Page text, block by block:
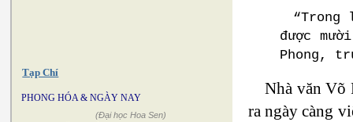
Tạp Chí
PHONG HÓA & NGÀY NAY
(Đại học Hoa Sen)
“Trong
được
Phong,
Nhà văn Võ
ra ngày càng